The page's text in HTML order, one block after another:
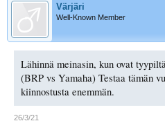
Värjäri
Well-Known Member
Lähinnä meinasin, kun ovat
(BRP vs Yamaha) Testaa tämän
kiinnostusta enemmän.
26/3/21